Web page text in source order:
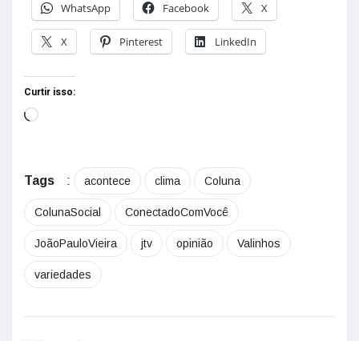
WhatsApp Facebook X
X Pinterest LinkedIn
Curtir isso:
Tags : acontece clima Coluna
ColunaSocial ConectadoComVocê
JoãoPauloVieira jtv opinião Valinhos
variedades